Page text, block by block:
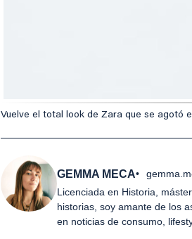
Vuelve el total look de Zara que se agotó
GEMMA MECA
Licenciada en Historia,
historias, soy amante de los
en noticias de consumo,